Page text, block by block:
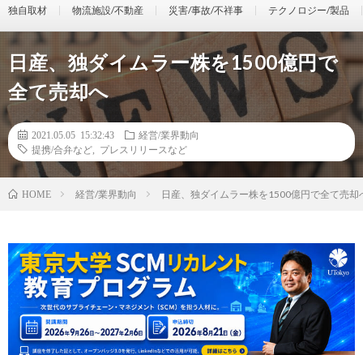
独自取材 物流施設/不動産 災害/事故/不祥事 テクノロジー/製品
日産、独ダイムラー株を1500億円で
全て売却へ
2021.05.05 15:32:43
経営/業界動向
提携/合弁など
プレスリリースなど
HOME 経営/業界動向 日産、独ダイムラー株を1500億円で全て売却